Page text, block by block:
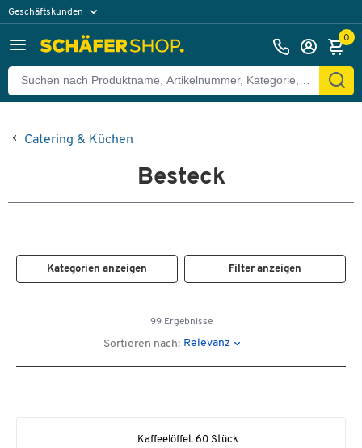
Geschäftskunden
0
Catering & Küchen
Besteck
Kategorien anzeigen Filter anzeigen
99 Ergebnisse
Sortieren nach: Relevanz
Kaffeelöffel, 60 Stück